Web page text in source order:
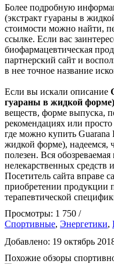
Более подробную
(экстракт гуараны в
стоимости можно найти,
ссылке. Если вас
биофармацевтическая
партнерский сайт и
в нее точное название
Если вы искали описание
гуараны в жидкой форме)
веществ, форме выпуска,
рекомендациях или
где можно купить Guarana
жидкой форме), надеемся,
полезен. Вся
нелекарственных средств
Посетитель сайта вправе
приобретении продукции
терапевтической
Просмотры: 1 750 /
Спортивные, Энергетики,
Добавлено: 19 октябрь
Похожие обзоры